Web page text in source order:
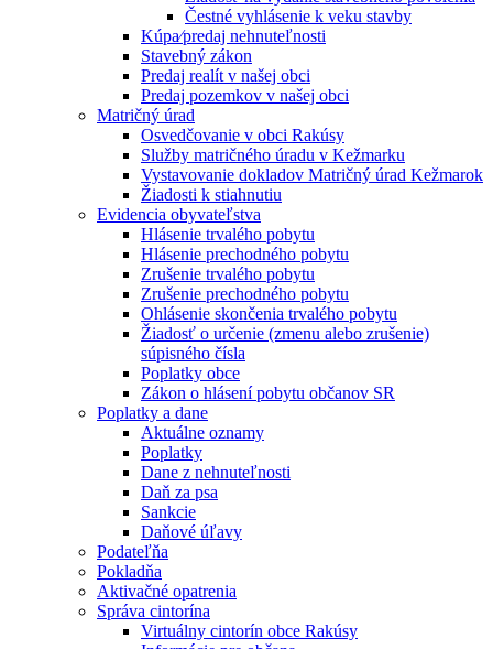
Čestné vyhlásenie k veku stavby
Kúpa⁄predaj nehnuteľnosti
Stavebný zákon
Predaj realít v našej obci
Predaj pozemkov v našej obci
Matričný úrad
Osvedčovanie v obci Rakúsy
Služby matričného úradu v Kežmarku
Vystavovanie dokladov Matričný úrad Kežmarok
Žiadosti k stiahnutiu
Evidencia obyvateľstva
Hlásenie trvalého pobytu
Hlásenie prechodného pobytu
Zrušenie trvalého pobytu
Zrušenie prechodného pobytu
Ohlásenie skončenia trvalého pobytu
Žiadosť o určenie (zmenu alebo zrušenie)
súpisného čísla
Poplatky obce
Zákon o hlásení pobytu občanov SR
Poplatky a dane
Aktuálne oznamy
Poplatky
Dane z nehnuteľnosti
Daň za psa
Sankcie
Daňové úľavy
Podateľňa
Pokladňa
Aktivačné opatrenia
Správa cintorína
Virtuálny cintorín obce Rakúsy